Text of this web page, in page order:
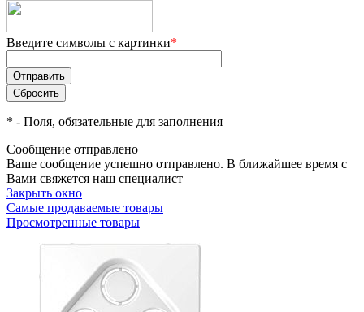
Введите символы с картинки*
* - Поля, обязательные для заполнения
Сообщение отправлено
Ваше сообщение успешно отправлено. В ближайшее время с
Вами свяжется наш специалист
Закрыть окно
Самые продаваемые товары
Просмотренные товары